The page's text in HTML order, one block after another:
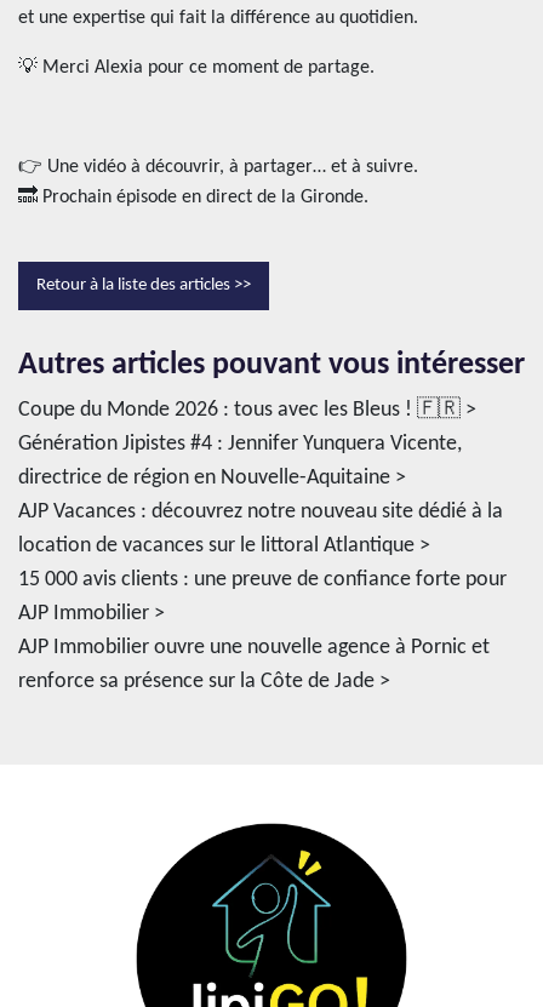
et une expertise qui fait la différence au quotidien.
💡 Merci Alexia pour ce moment de partage.
👉 Une vidéo à découvrir, à partager… et à suivre.
🔜 Prochain épisode en direct de la Gironde.
Retour à la liste des articles >>
Autres articles pouvant vous intéresser
Coupe du Monde 2026 : tous avec les Bleus ! 🇫🇷 >
Génération Jipistes #4 : Jennifer Yunquera Vicente,
directrice de région en Nouvelle-Aquitaine >
AJP Vacances : découvrez notre nouveau site dédié à la
location de vacances sur le littoral Atlantique >
15 000 avis clients : une preuve de confiance forte pour
AJP Immobilier >
AJP Immobilier ouvre une nouvelle agence à Pornic et
renforce sa présence sur la Côte de Jade >